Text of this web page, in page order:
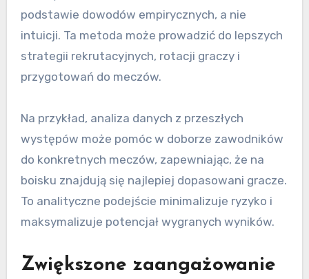
podstawie dowodów empirycznych, a nie
intuicji. Ta metoda może prowadzić do lepszych
strategii rekrutacyjnych, rotacji graczy i
przygotowań do meczów.
Na przykład, analiza danych z przeszłych
występów może pomóc w doborze zawodników
do konkretnych meczów, zapewniając, że na
boisku znajdują się najlepiej dopasowani gracze.
To analityczne podejście minimalizuje ryzyko i
maksymalizuje potencjał wygranych wyników.
Zwiększone zaangażowanie